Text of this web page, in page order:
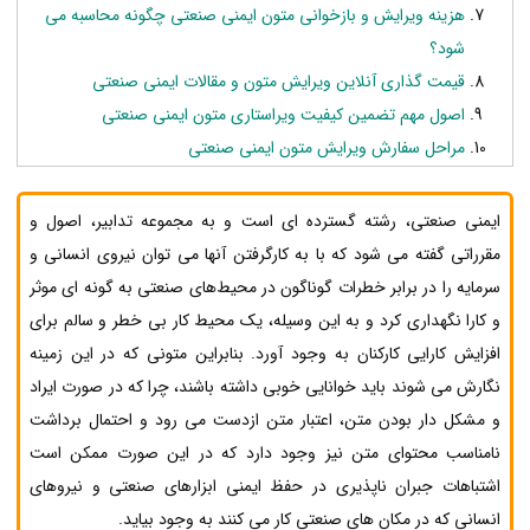
هزینه ویرایش و بازخوانی متون ایمنی صنعتی چگونه محاسبه می
شود؟
قیمت گذاری آنلاین ویرایش متون و مقالات ایمنی صنعتی
اصول مهم تضمین کیفیت ویراستاری متون ایمنی صنعتی
مراحل سفارش ویرایش متون ایمنی صنعتی
ایمنی صنعتی، رشته گسترده ای است و به مجموعه تدابیر، اصول و
مقرراتی گفته می شود که با به کارگرفتن آنها می توان نیروی انسانی و
سرمایه را در برابر خطرات گوناگون در محیط‌های صنعتی به گونه ای موثر
و کارا نگهداری کرد و به این وسیله، یک محیط کار بی خطر و سالم برای
افزایش کارایی کارکنان به وجود آورد. بنابراین متونی که در این زمینه
نگارش می شوند باید خوانایی خوبی داشته باشند، چرا که در صورت ایراد
و مشکل دار بودن متن، اعتبار متن ازدست می رود و احتمال برداشت
نامناسب محتوای متن نیز وجود دارد که در این صورت ممکن است
اشتباهات جبران ناپذیری در حفظ ایمنی ابزارهای صنعتی و نیروهای
انسانی که در مکان های صنعتی کار می کنند به وجود بیاید.